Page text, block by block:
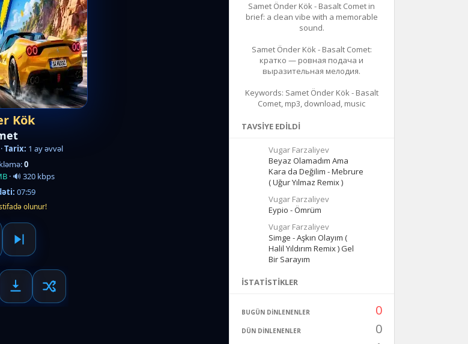
Samet Önder Kök - Basalt Comet in
brief: a clean vibe with a memorable
sound.
Samet Önder Kök - Basalt Comet:
кратко — ровная подача и
выразительная мелодия.
Keywords: Samet Önder Kök - Basalt
Comet, mp3, download, music
TAVSIYE EDILDI
Vugar Farzaliyev
Beyaz Olamadım Ama
Kara da Değilim - Mebrure
( Uğur Yılmaz Remix )
Vugar Farzaliyev
Eypio - Ömrüm
Vugar Farzaliyev
Simge - Aşkın Olayım (
Halil Yıldırım Remix ) Gel
Bir Sarayım
İSTATISTIKLER
BUGÜN DINLENENLER 0
DÜN DINLENENLER 0